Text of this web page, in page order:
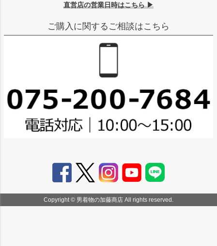
直営店の営業日時はこちら ▶
ご購入に関するご相談はこちら
Copyright © 男着物の加藤商店 All rights reserved.